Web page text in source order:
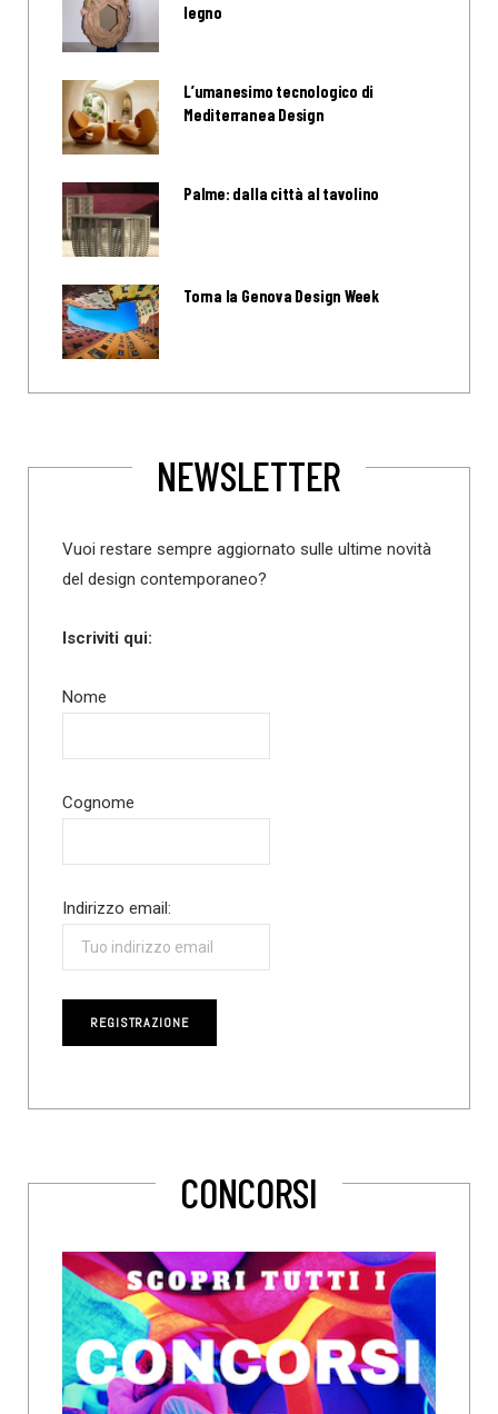
legno
L’umanesimo tecnologico di
Mediterranea Design
Palme: dalla città al tavolino
Torna la Genova Design Week
NEWSLETTER
Vuoi restare sempre aggiornato sulle ultime novità
del design contemporaneo?
Iscriviti qui:
Nome
Cognome
Indirizzo email:
CONCORSI